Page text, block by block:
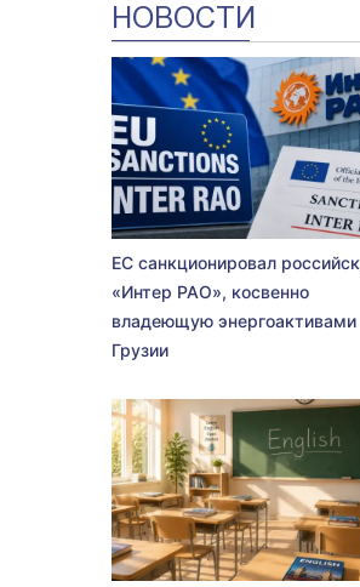
НОВОСТИ
ЕС санкционировал
«Интер РАО», косвенно
владеющую энергоактивами
Грузии